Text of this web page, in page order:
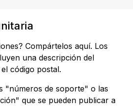
Compártelos aquí. Los
una descripción del
código postal.
"números de soporte" o las
que se pueden publicar a